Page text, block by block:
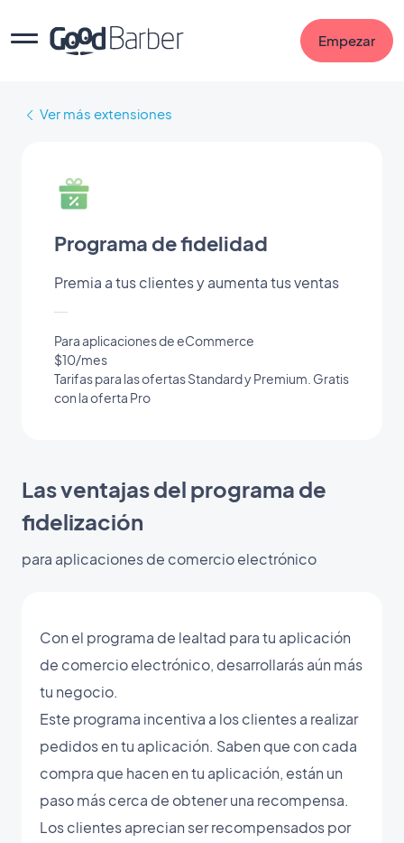
Empezar
Ver más extensiones
Programa de fidelidad
Premia a tus clientes y aumenta tus ventas
Para aplicaciones de eCommerce
$10/mes
Tarifas para las ofertas Standard y Premium. Gratis
con la oferta Pro
Las ventajas del programa de
fidelización
para aplicaciones de comercio electrónico
Con el programa de lealtad para tu aplicación
de comercio electrónico, desarrollarás aún más
tu negocio.
Este programa incentiva a los clientes a realizar
pedidos en tu aplicación. Saben que con cada
compra que hacen en tu aplicación, están un
paso más cerca de obtener una recompensa.
Los clientes aprecian ser recompensados por